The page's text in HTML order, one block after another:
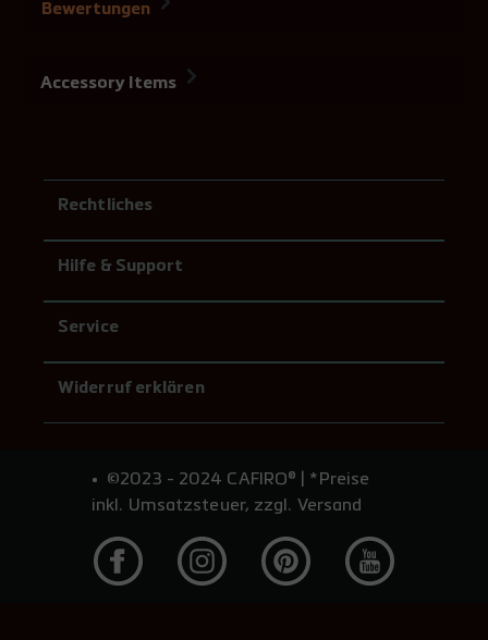
Bewertungen
Accessory Items
Rechtliches
Hilfe & Support
Service
Widerruf erklären
©2023 - 2024 CAFIRO® | *Preise
inkl. Umsatzsteuer, zzgl. Versand